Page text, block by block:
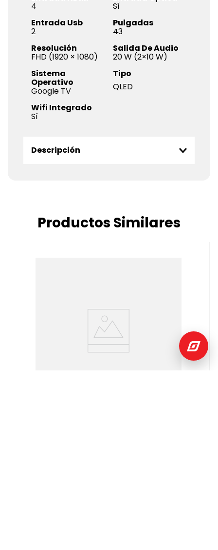
4
Sí
Entrada Usb
2
Pulgadas
43
Resolución
FHD (1920 × 1080)
Salida De Audio
20 W (2×10 W)
Sistema
Operativo
Google TV
Tipo
QLED
Wifi Integrado
Sí
Descripción
Productos Similares